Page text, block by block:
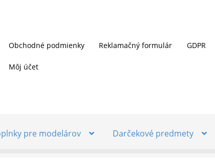
Obchodné podmienky Reklamačný formulár GDPR
Môj účet
pre modelárov Darčekové predmety